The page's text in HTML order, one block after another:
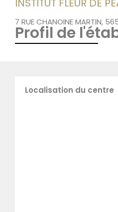
INSTITUT FLEUR DE
7 RUE CHANOINE MARTIN,
Profil de
Localisation du centre